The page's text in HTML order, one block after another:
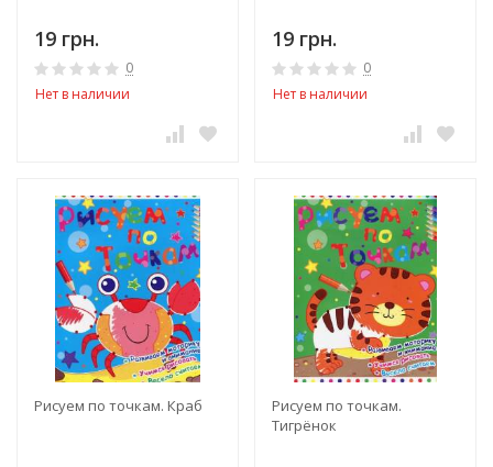
19 грн.
0
Нет в наличии
19 грн.
0
Нет в наличии
Рисуем по точкам. Краб
Рисуем по точкам.
Тигрёнок